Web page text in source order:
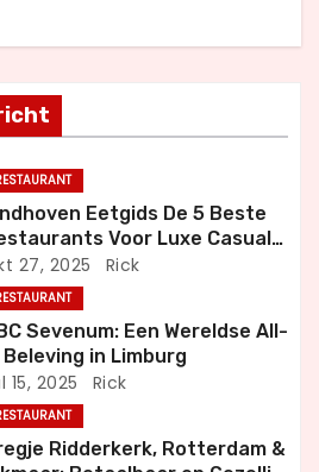
Eetgids De 5 Beste
Voor Luxe Casual
Bijzondere Momenten
27, 2025 Rick
Sevenum: Een Wereldse All-
Beleving in Limburg
15, 2025 Rick
Ridderkerk, Rotterdam &